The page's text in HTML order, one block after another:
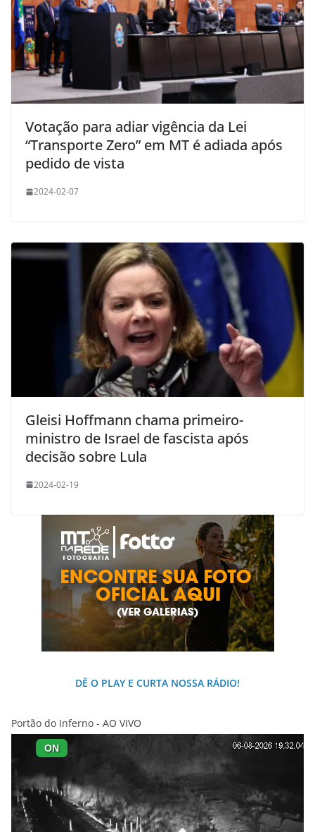
Votação para adiar vigência da Lei
“Transporte Zero” em MT é adiada após
pedido de vista
2024-02-07
Gleisi Hoffmann chama primeiro-
ministro de Israel de fascista após
decisão sobre Lula
2024-02-19
DÊ O PLAY E CURTA NOSSA RÁDIO!
Portão do Inferno - AO VIVO